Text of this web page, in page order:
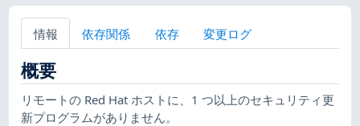
情報 依存関係 依存 変更ログ
概要
リモートの Red Hat ホストに、1 つ以上のセキュリティ更
新プログラムがありません。